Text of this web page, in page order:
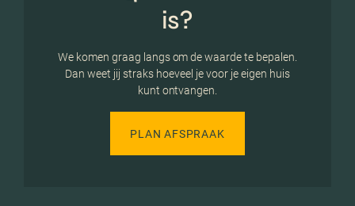
is?
We komen graag langs om de waarde te bepalen.
Dan weet jij straks hoeveel je voor je eigen huis
kunt ontvangen.
PLAN AFSPRAAK